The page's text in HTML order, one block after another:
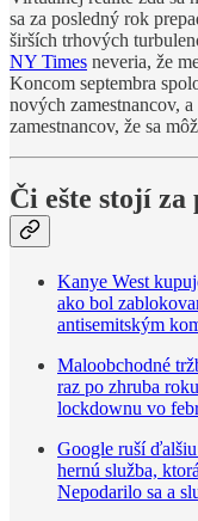
sa za posledný rok
širších trhových
NY Times neveria, že
Koncom septembra
nových zamestnancov,
zamestnancov, že sa
Či ešte stojí za
Kanye West
ako bol
antisemitským
Maloobchodné
raz po zhruba
lockdownu vo
Google ruší
hernú služba,
Nepodarilo sa a